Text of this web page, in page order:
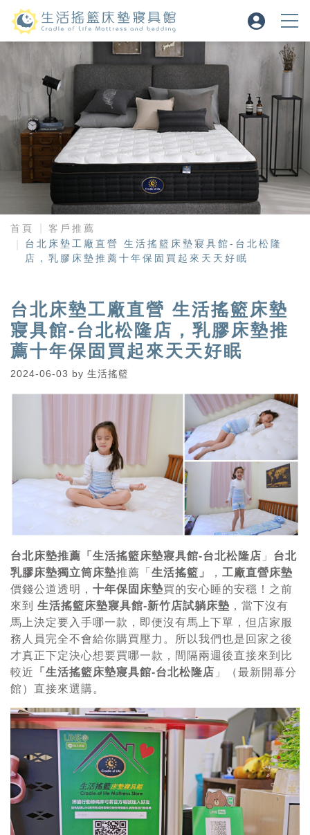
首頁
客戶推薦
台北床墊工廠直營 生活搖籃床墊寢具館-台北松隆
店，乳膠床墊推薦十年保固買起來天天好眠
台北床墊工廠直營 生活搖籃床墊
寢具館-台北松隆店，乳膠床墊推
薦十年保固買起來天天好眠
2024-06-03 by 生活搖籃
台北床墊推薦「生活搖籃床墊寢具館-台北松隆店 」 台北
乳膠床墊獨立筒床墊推薦「 生活搖籃」 ， 工廠直營床墊
價錢公道透明， 十年保固床墊買的安心睡的安穩！之前
來到 生活搖籃床墊寢具館-新竹店試躺床墊 ，當下沒有
馬上決定要入手哪一款，即便沒有馬上下單，但店家服
務人員完全不會給你購買壓力。所以我們也是回家之後
才真正下定決心想要買哪一款，間隔兩週後直接來到比
較近
「生活搖籃床墊寢具館-台北松隆店 」（最新開幕分
館）直接來選購。